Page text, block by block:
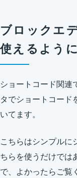
ブロックエ
使えるよう
ショートコード関連
タでショートコード
いてます。
こちらはシンプルに
ちらを使うだけでは
で、よかったらご覧